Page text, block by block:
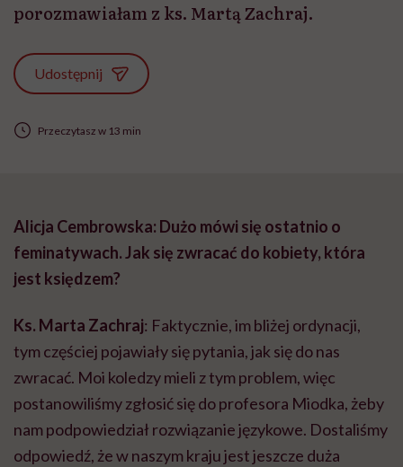
porozmawiałam z ks. Martą Zachraj.
Udostępnij
Przeczytasz w 13 min
Alicja Cembrowska: Dużo mówi się ostatnio o
feminatywach. Jak się zwracać do kobiety, która
jest księdzem?
Ks. Marta Zachraj: Faktycznie, im bliżej ordynacji,
tym częściej pojawiały się pytania, jak się do nas
zwracać. Moi koledzy mieli z tym problem, więc
postanowiliśmy zgłosić się do profesora Miodka, żeby
nam podpowiedział rozwiązanie językowe. Dostaliśmy
odpowiedź, że w naszym kraju jest jeszcze duża